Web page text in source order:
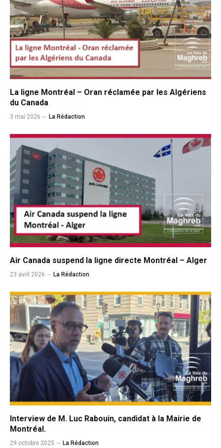
La ligne Montréal – Oran réclamée par les Algériens
du Canada
3 mai 2026 La Rédaction
Air Canada suspend la ligne directe Montréal – Alger
23 avril 2026 La Rédaction
Interview de M. Luc Rabouin, candidat à la Mairie de
Montréal.
29 octobre 2025 La Rédaction